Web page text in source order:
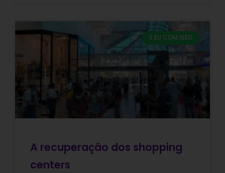
E EU COM ISSO
A recuperação dos shopping
centers